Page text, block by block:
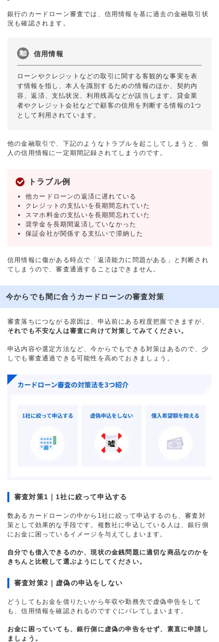
銀行のカードローン審査では、信用情報を基に過去の金融取引状
況も確認されます。
信用情報
ローンやクレジットなどの取引に関する客観的な事実を表
す情報を指し、本人を識別するための情報のほか、契約内
容、返済、支払状況、利用残高などが該当します。貸金業
者やクレジット会社などで顧客の信用を判断する情報の1つ
として利用されています。
他の金融取引で、下記のようなトラブルを起こしてしまうと、個
人の信用情報に一定期間記録されてしまうのです。
トラブル例
他カードローンの返済に遅れている
クレジットの支払いを長期間忘れていた
スマホ料金の支払いを長期間忘れていた
奨学金を長期間返済していなかった
保証会社が関係する支払いで滞納した
信用情報に傷がある時点で「返済能力に問題がある」と判断され
てしまうので、審査通過することはできません。
今からでも間に合うカードローンの審査対策
審査落ちにつながる原因は、申込前にある程度把握できますが、
それでも不安な人は審査に向けて対策してみてください。
申込内容や選定方法など、今からでもできる対策はあるので、少
しでも審査通過できる可能性を高めておきましょう。
審査対策1｜1社に絞って申込する
数あるカードローンの中から1社に絞って申込するのも、審査対
策として効果的な手段です。複数社に申込している人は、銀行側
にお金に困っているイメージを与えてしまいます。
自分でも借入できるのか、現状の金銭問題に適切な商品なのかを
きちんと比較して選ぶようにしてください。
審査対策2｜虚偽の申込をしない
どうしてもお金を借りたいから年収や勤務先で虚偽申告をして
も、信用情報を確認されるのですぐにバレてしまいます。
お金に困っていても、銀行側に虚偽の申告をせず、素直に申請し
ましょう。